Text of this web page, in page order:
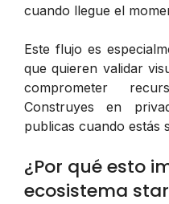
cuando llegue el
Este flujo es
que quieren validar
comprometer
Construyes en
publicas cuando estás
¿Por qué esto
ecosistema